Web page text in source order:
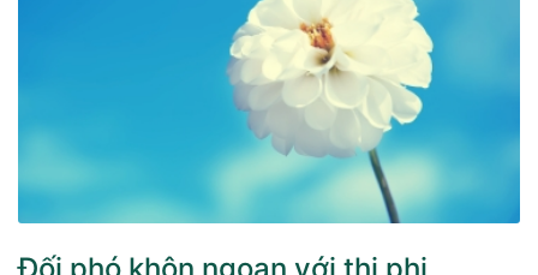
Đối phó khôn ngoan với thị phi